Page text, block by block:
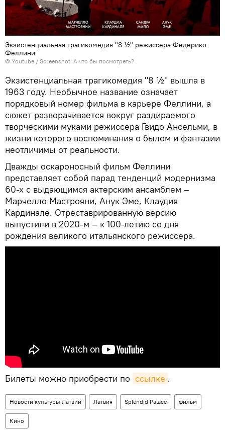
Экзистенциальная трагикомедия "8 ½" режиссера Федерико
Феллини
© Youtube / Screenshot: А что бы посмотреть?
Экзистенциальная трагикомедия "8 ½" вышла в
1963 году. Необычное название означает
порядковый номер фильма в карьере Феллини, а
сюжет разворачивается вокруг раздираемого
творческими муками режиссера Гвидо Ансельми, в
жизни которого воспоминания о былом и фантазии
неотличимы от реальности.
Дважды оскароносный фильм Феллини
представляет собой парад тенденций модернизма
60-х с выдающимся актерским ансамблем –
Марчелло Мастрояни, Анук Эме, Клаудия
Кардинале. Отреставрированную версию
выпустили в 2020-м – к 100-летию со дня
рождения великого итальянского режиссера.
Билеты можно приобрести по ссылке .
Новости культуры Латвии Латвия Splendid Palace фильм
Кино